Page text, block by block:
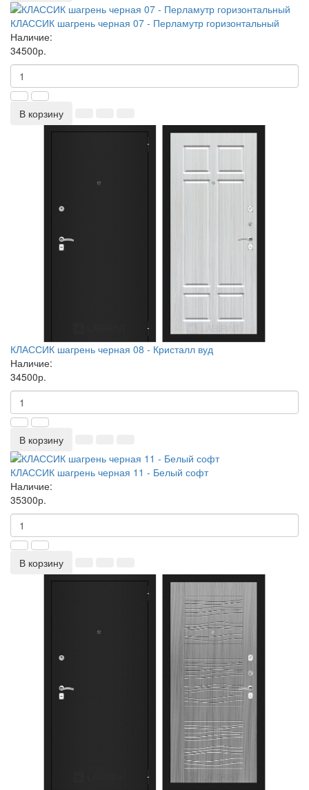
КЛАССИК шагрень черная 07 - Перламутр горизонтальный
Наличие:
34500р.
В корзину
КЛАССИК шагрень черная 08 - Кристалл вуд
Наличие:
34500р.
В корзину
КЛАССИК шагрень черная 11 - Белый софт
Наличие:
35300р.
В корзину